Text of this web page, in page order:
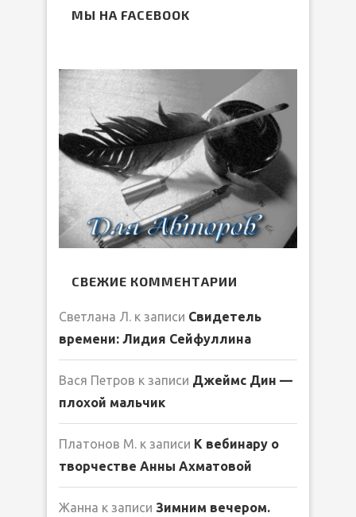
МЫ НА FACEBOOK
СВЕЖИЕ КОММЕНТАРИИ
Светлана Л. к записи Свидетель
времени: Лидия Сейфуллина
Вася Петров к записи Джеймс Дин —
плохой мальчик
Платонов М. к записи К вебинару о
творчестве Анны Ахматовой
Жанна к записи Зимним вечером.